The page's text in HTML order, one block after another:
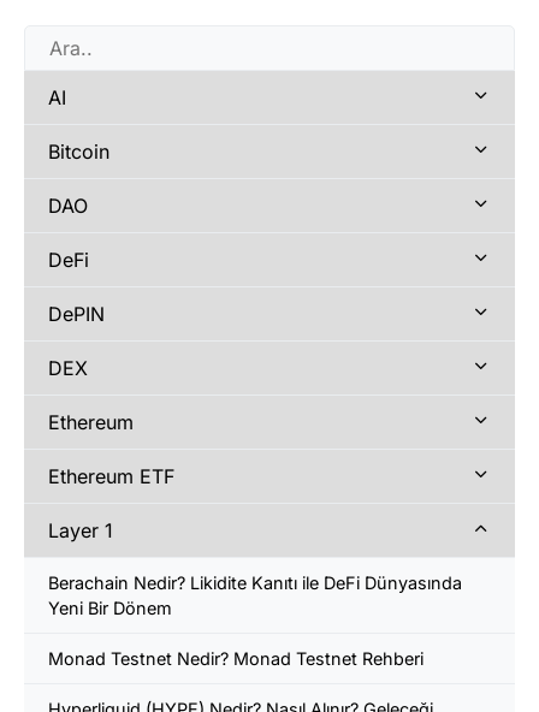
AI
Bitcoin
DAO
DeFi
DePIN
DEX
Ethereum
Ethereum ETF
Layer 1
Berachain Nedir? Likidite Kanıtı ile DeFi Dünyasında
Yeni Bir Dönem
Monad Testnet Nedir? Monad Testnet Rehberi